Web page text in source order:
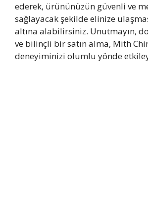
ederek, ürününüzün güvenli ve
sağlayacak şekilde elinize
altına alabilirsiniz. Unutmayın,
ve bilinçli bir satın alma, Mith
deneyiminizi olumlu yönde